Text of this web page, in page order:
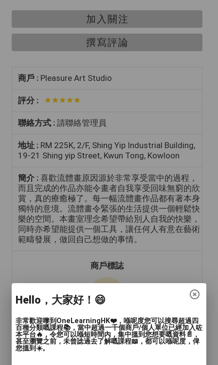
加入關注
撰寫評論
商戶 : Pleasure Art Studio
評分 :
聯絡方式 : 請聯絡管理員
地址 : RM 225K, 2/F, Shing Yip Industrial Building,
19-21 Shing yip Street, Kwun Tong, Kowloon
簡介 : 喜歡流體畫原因源於非常享受當中的過程，
而且完成的作品亦能令畫者自我享受回味無窮的欣
賞，真的療癒極了。每一幅流體畫作品都有著本身
獨特的意境。流體畫令緊張的生活提供一個輕鬆快
樂的空間。本畫室理念希望帶給別人自我的快樂，
同時亦希望能提供一個工具，讓任何人有意在藝術
範疇發展，做回自己想做的事情。
商戶標誌
年齡範圍
Hello，大家好！😄
非常歡迎嚟到OneLearningHK❤️，喺呢度您可以搜尋超過四
百種分類嘅課程📚，當中超過一千個商戶/個人單位已經加入咗
本平台🔥，令您可以喺短時間內，集中搵到您想要嘅資料📄，
甚至瀏覽之前，未曾諗過去了解嘅課程📖，都可以喺呢度，俾
您搵到☀️。